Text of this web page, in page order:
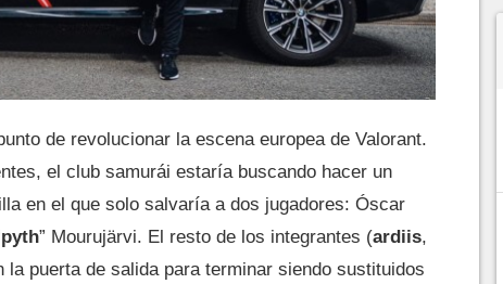
de revolucionar la escena europea de Valorant.
el club samurái estaría buscando hacer un
en el que solo salvaría a dos jugadores: Óscar
pyth” Mourujärvi. El resto de los integrantes (ardiis,
la puerta de salida para terminar siendo sustituidos